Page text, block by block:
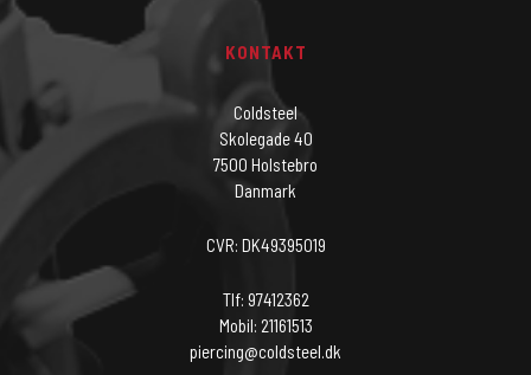
KONTAKT
Coldsteel
Skolegade 40
7500 Holstebro
Danmark
CVR: DK49395019
Tlf: 97412362
Mobil: 21161513
piercing@coldsteel.dk